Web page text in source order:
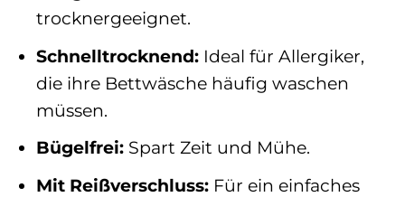
trocknergeeignet.
Schnelltrocknend: Ideal für Allergiker,
die ihre Bettwäsche häufig waschen
müssen.
Bügelfrei: Spart Zeit und Mühe.
Mit Reißverschluss: Für ein einfaches